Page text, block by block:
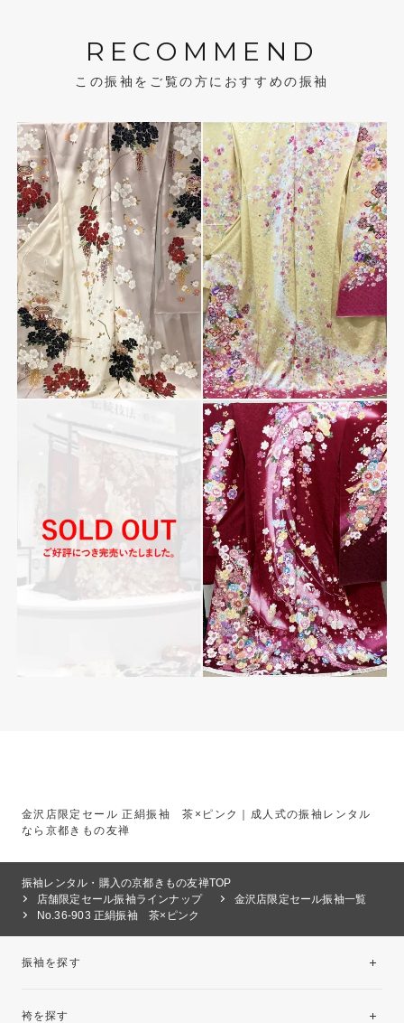
RECOMMEND
この振袖をご覧の方におすすめの振袖
金沢店限定セール 正絹振袖 茶×ピンク｜成人式の振袖レンタル
なら京都きもの友禅
振袖レンタル・購入の京都きもの友禅TOP
店舗限定セール振袖ラインナップ
金沢店限定セール振袖一覧
No.36-903 正絹振袖 茶×ピンク
振袖を探す
袴を探す